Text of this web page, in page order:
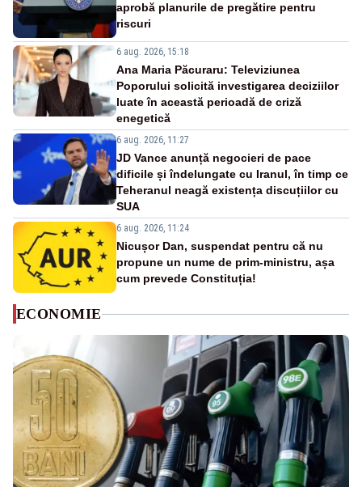
aprobă planurile de pregătire pentru
riscuri
6 aug. 2026, 15:18
Ana Maria Păcuraru: Televiziunea
Poporului solicită investigarea deciziilor
luate în această perioadă de criză
enegetică
6 aug. 2026, 11:27
JD Vance anunță negocieri de pace
dificile și îndelungate cu Iranul, în timp ce
Teheranul neagă existența discuțiilor cu
SUA
6 aug. 2026, 11:24
Nicușor Dan, suspendat pentru că nu
propune un nume de prim-ministru, așa
cum prevede Constituția!
ECONOMIE